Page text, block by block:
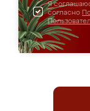
Я
согласно